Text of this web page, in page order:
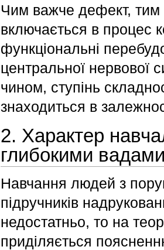
Чим важче дефект, тим
включається в процес
функціональні
центральної нервової
чином, ступінь
знаходиться в
2. Характер
глибокими
Навчання людей з
підручників
недостатньо, то на
приділяється